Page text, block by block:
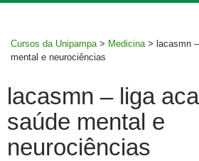
Cursos da Unipampa > Medicina > lacasmn
mental e neurociências
lacasmn – liga
saúde mental e
neurociências